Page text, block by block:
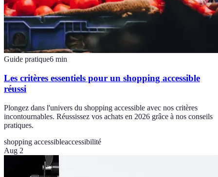
Guide pratique6 min
Les critères essentiels pour un shopping accessible
réussi
Plongez dans l'univers du shopping accessible avec nos critères
incontournables. Réussissez vos achats en 2026 grâce à nos conseils
pratiques.
shopping accessibleaccessibilité
Aug 2